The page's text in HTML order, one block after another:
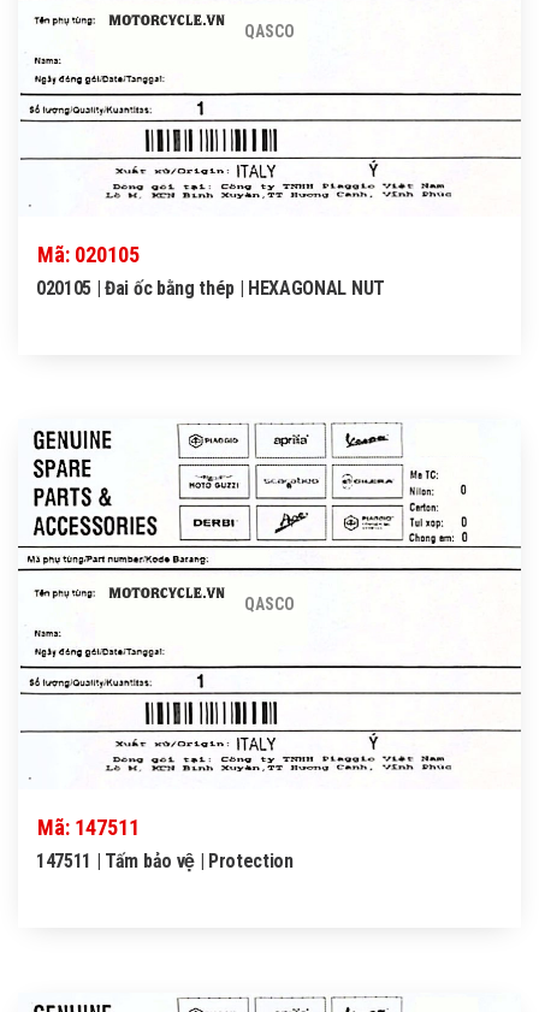
QASCO
Mã: 020105
020105 | Đai ốc bằng thép | HEXAGONAL NUT
QASCO
Mã: 147511
147511 | Tấm bảo vệ | Protection